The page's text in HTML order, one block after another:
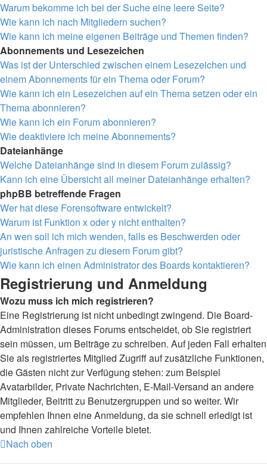
Warum bekomme ich bei der Suche eine leere Seite?
Wie kann ich nach Mitgliedern suchen?
Wie kann ich meine eigenen Beiträge und Themen finden?
Abonnements und Lesezeichen
Was ist der Unterschied zwischen einem Lesezeichen und
einem Abonnements für ein Thema oder Forum?
Wie kann ich ein Lesezeichen auf ein Thema setzen oder ein
Thema abonnieren?
Wie kann ich ein Forum abonnieren?
Wie deaktiviere ich meine Abonnements?
Dateianhänge
Welche Dateianhänge sind in diesem Forum zulässig?
Kann ich eine Übersicht all meiner Dateianhänge erhalten?
phpBB betreffende Fragen
Wer hat diese Forensoftware entwickelt?
Warum ist Funktion x oder y nicht enthalten?
An wen soll ich mich wenden, falls es Beschwerden oder
juristische Anfragen zu diesem Forum gibt?
Wie kann ich einen Administrator des Boards kontaktieren?
Registrierung und Anmeldung
Wozu muss ich mich registrieren?
Eine Registrierung ist nicht unbedingt zwingend. Die Board-
Administration dieses Forums entscheidet, ob Sie registriert
sein müssen, um Beiträge zu schreiben. Auf jeden Fall erhalten
Sie als registriertes Mitglied Zugriff auf zusätzliche Funktionen,
die Gästen nicht zur Verfügung stehen: zum Beispiel
Avatarbilder, Private Nachrichten, E-Mail-Versand an andere
Mitglieder, Beitritt zu Benutzergruppen und so weiter. Wir
empfehlen Ihnen eine Anmeldung, da sie schnell erledigt ist
und Ihnen zahlreiche Vorteile bietet.
Nach oben